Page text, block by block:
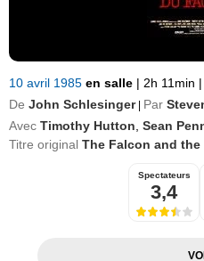
10 avril 1985 en salle | 2h 11min |
De John Schlesinger Par
Avec Timothy Hutton Sean
Titre original The Falcon and the
Spectateurs
3,4